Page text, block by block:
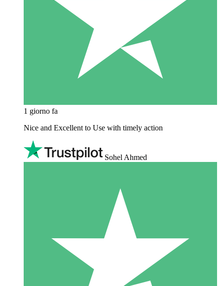
1 giorno fa
Nice and Excellent to Use with timely action
Sohel Ahmed